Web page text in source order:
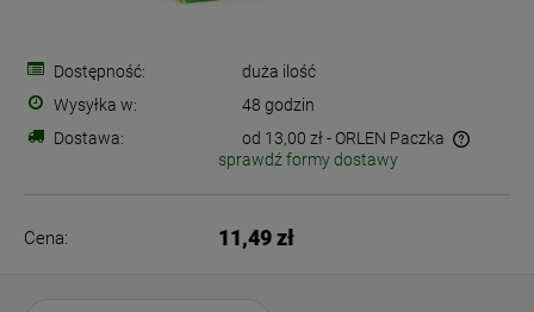
Dostępność:
duża ilość
Wysyłka w:
48 godzin
Dostawa:
od 13,00 zł- ORLEN Paczka
Cena nie zawiera ewentualnych kosztów płatności
sprawdź formy dostawy
Cena: 11,49 zł